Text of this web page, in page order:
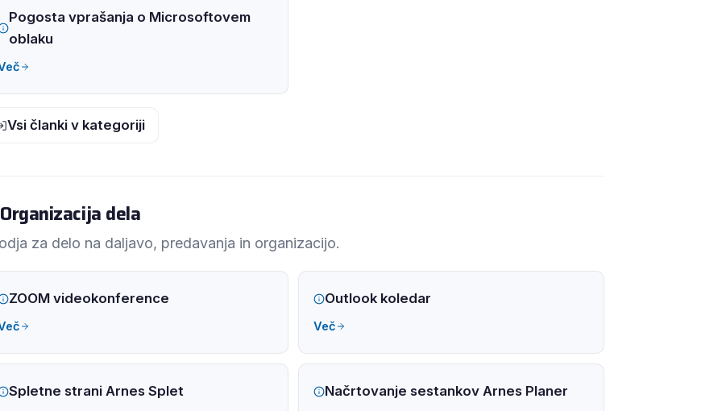
Pogosta vprašanja o Microsoftovem
oblaku
Vsi članki v kategoriji
Organizacija dela
za delo na daljavo, predavanja in organizacijo.
ZOOM videokonference Outlook koledar
Več
Spletne strani Arnes Splet Načrtovanje sestankov Arnes Planer